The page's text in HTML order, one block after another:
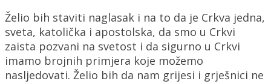
Želio bih staviti naglasak i na to da je Crkva jedna,
sveta, katolička i apostolska, da smo u Crkvi
zaista pozvani na svetost i da sigurno u Crkvi
imamo brojnih primjera koje možemo
nasljedovati. Želio bih da nam grijesi i grješnici ne